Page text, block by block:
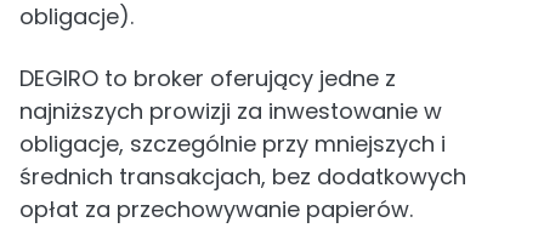
obligacje).
DEGIRO to broker oferujący jedne z
najniższych prowizji za inwestowanie w
obligacje, szczególnie przy mniejszych i
średnich transakcjach, bez dodatkowych
opłat za przechowywanie papierów.